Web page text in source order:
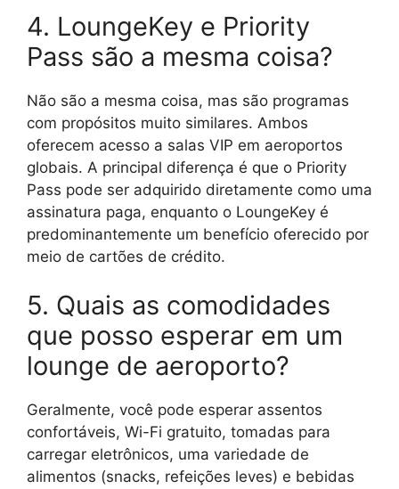
4. LoungeKey e Priority
Pass são a mesma coisa?
Não são a mesma coisa, mas são programas
com propósitos muito similares. Ambos
oferecem acesso a salas VIP em aeroportos
globais. A principal diferença é que o Priority
Pass pode ser adquirido diretamente como uma
assinatura paga, enquanto o LoungeKey é
predominantemente um benefício oferecido por
meio de cartões de crédito.
5. Quais as comodidades
que posso esperar em um
lounge de aeroporto?
Geralmente, você pode esperar assentos
confortáveis, Wi-Fi gratuito, tomadas para
carregar eletrônicos, uma variedade de
alimentos (snacks, refeições leves) e bebidas